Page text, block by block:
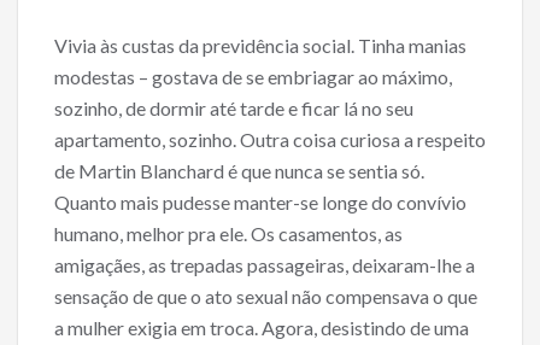
Vivia às custas da previdência social. Tinha manias
modestas – gostava de se embriagar ao máximo,
sozinho, de dormir até tarde e ficar lá no seu
apartamento, sozinho. Outra coisa curiosa a respeito
de Martin Blanchard é que nunca se sentia só.
Quanto mais pudesse manter-se longe do convívio
humano, melhor pra ele. Os casamentos, as
amigaçães, as trepadas passageiras, deixaram-Ihe a
sensação de que o ato sexual não compensava o que
a mulher exigia em troca. Agora, desistindo de uma